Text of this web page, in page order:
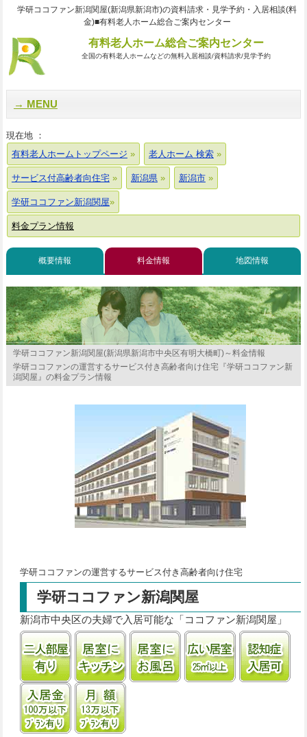
学研ココファン新潟関屋(新潟県新潟市)の資料請求・見学予約・入居相談(料
金)■有料老人ホーム総合ご案内センター
有料老人ホーム総合ご案内センター
全国の有料老人ホームなどの無料入居相談/資料請求/見学予約
MENU
現在地 ：
有料老人ホームトップページ
老人ホーム 検索
サービス付高齢者向住宅 新潟県 新潟市
学研ココファン新潟関屋
料金プラン情報
概要情報 料金情報 地図情報
学研ココファン新潟関屋(新潟県新潟市中央区有明大橋町)～料金情報
学研ココファンの運営するサービス付き高齢者向け住宅『学研ココファン新
潟関屋』の料金プラン情報
学研ココファンの運営するサービス付き高齢者向け住宅
学研ココファン新潟関屋
新潟市中央区の夫婦で入居可能な「ココファン新潟関屋」
二人部屋あり居室にキッチンあり居室に風呂あり居室25㎡以上認
入居金100万円以下プランあり
月額13万円以下プランあり